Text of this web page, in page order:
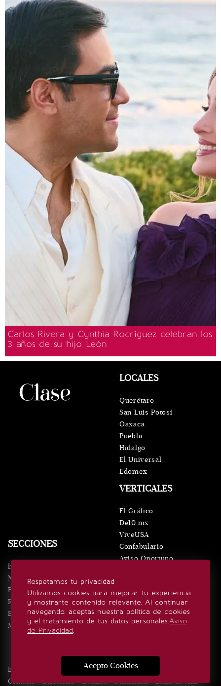
Carlos Rivera y Cynthia Rodríguez celebran los
3 años de su hijo León
Respetamos tu privacidad
Utilizamos cookies para mejorar tu experiencia
y mostrarte contenido relevante. Al continuar
navegando, aceptas nuestra política de cookies
y el tratamiento de tus datos personales.Aviso
de Privacidad.
Acepto Cookies
SECCIONES
Inicio
Noticias
Eventos
Realeza
Estilo de vida
Minuto x Minuto
VERTICALES
El Gráfico
De10.mx
ViveUSA
Confabulario
Aviso Oportuno
LOCALES
Querétaro
San Luis Potosí
Oaxaca
Puebla
Hidalgo
El Universal
Edomex
SÍGUENOS
Edición Impresa Noticias Quiénes somos
Contacto
Directorio Eventos Publicidad Estilo de vida